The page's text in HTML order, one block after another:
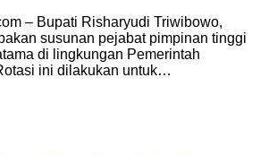
– Bupati Risharyudi Triwibowo,
susunan pejabat pimpinan tinggi
di lingkungan Pemerintah
ini dilakukan untuk…